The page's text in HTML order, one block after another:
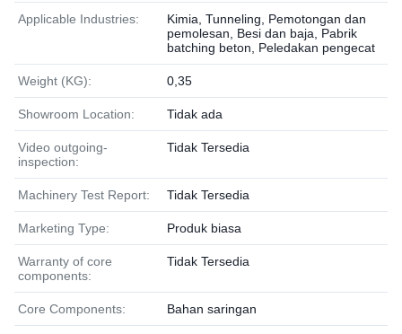
Applicable Industries:
Kimia, Tunneling, Pemotongan dan
pemolesan, Besi dan baja, Pabrik
batching beton, Peledakan pengecat
Weight (KG): 0,35
Showroom Location: Tidak ada
Video outgoing-
inspection:
Tidak Tersedia
Machinery Test Report: Tidak Tersedia
Marketing Type: Produk biasa
Warranty of core
components:
Tidak Tersedia
Core Components: Bahan saringan